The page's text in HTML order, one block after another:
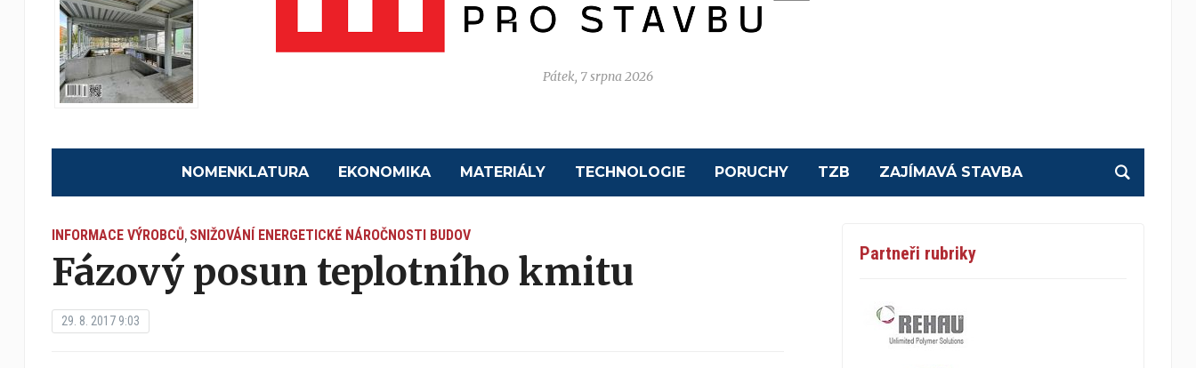
Pátek, 7 srpna 2026
NOMENKLATURA EKONOMIKA MATERIÁLY TECHNOLOGIE PORUCHY TZB ZAJÍMAVÁ STAVBA
INFORMACE VÝROBCŮ, SNIŽOVÁNÍ ENERGETICKÉ NÁROČNOSTI BUDOV
Fázový posun teplotního kmitu
29. 8. 2017 9:03
Partneři rubriky